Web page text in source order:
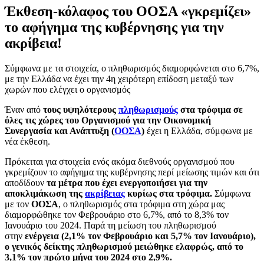
Έκθεση-κόλαφος του ΟΟΣΑ «γκρεμίζει»
το αφήγημα της κυβέρνησης για την
ακρίβεια!
Σύμφωνα με τα στοιχεία, ο πληθωρισμός διαμορφώνεται στο 6,7%,
με την Ελλάδα να έχει την 4η χειρότερη επίδοση μεταξύ των
χωρών που ελέγχει ο οργανισμός
Έναν από τους υψηλότερους πληθωρισμούς στα τρόφιμα σε
όλες τις χώρες του Οργανισμού για την Οικονομική
Συνεργασία και Ανάπτυξη (ΟΟΣΑ) έχει η Ελλάδα, σύμφωνα με
νέα έκθεση.
Πρόκειται για στοιχεία ενός ακόμα διεθνούς οργανισμού που
γκρεμίζουν το αφήγημα της κυβέρνησης περί μείωσης τιμών και ότι
αποδίδουν τα μέτρα που έχει ενεργοποιήσει για την
αποκλιμάκωση της ακρίβειας κυρίως στα τρόφιμα. Σύμφωνα
με τον ΟΟΣΑ, ο πληθωρισμός στα τρόφιμα στη χώρα μας
διαμορφώθηκε τον Φεβρουάριο στο 6,7%, από το 8,3% τον
Ιανουάριο του 2024. Παρά τη μείωση του πληθωρισμού
στην ενέργεια (2,1% τον Φεβρουάριο και 5,7% τον Ιανουάριο),
ο γενικός δείκτης πληθωρισμού μειώθηκε ελαφρώς, από το
3,1% τον πρώτο μήνα του 2024 στο 2,9%.